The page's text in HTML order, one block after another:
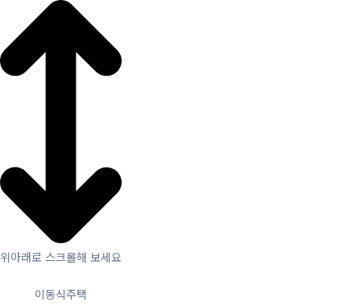
위아래로 스크롤해 보세요
이동식주택